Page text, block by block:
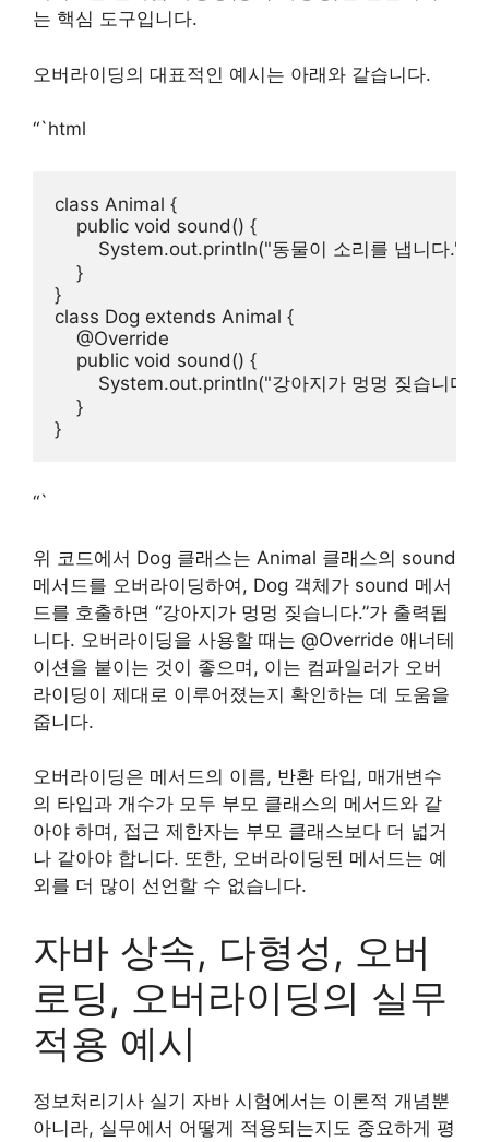
는 핵심 도구입니다.
오버라이딩의 대표적인 예시는 아래와 같습니다.
“`html
class Animal {
    public void sound() {
        System.out.println("동물이 소리를 냅니다.");
    }
}
class Dog extends Animal {
    @Override
    public void sound() {
System.out.println("강아지가 멍멍 짖습니다
    }
“`
위 코드에서 Dog 클래스는 Animal 클래스의 sound
메서드를 오버라이딩하여, Dog 객체가 sound 메서
드를 호출하면 “강아지가 멍멍 짖습니다.”가 출력됩
니다. 오버라이딩을 사용할 때는 @Override 애너테
이션을 붙이는 것이 좋으며, 이는 컴파일러가 오버
라이딩이 제대로 이루어졌는지 확인하는 데 도움을
줍니다.
오버라이딩은 메서드의 이름, 반환 타입, 매개변수
의 타입과 개수가 모두 부모 클래스의 메서드와 같
아야 하며, 접근 제한자는 부모 클래스보다 더 넓거
나 같아야 합니다. 또한, 오버라이딩된 메서드는 예
외를 더 많이 선언할 수 없습니다.
자바 상속, 다형성, 오버
로딩, 오버라이딩의 실무
적용 예시
정보처리기사 실기 자바 시험에서는 이론적 개념뿐
아니라, 실무에서 어떻게 적용되는지도 중요하게 평